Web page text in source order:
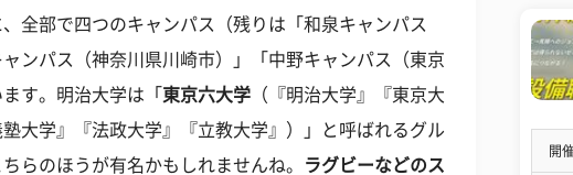
全部で四つのキャンパス（残りは「和泉キャンパス
ャンパス（神奈川県川崎市）」「中野キャンパス（東京
す。明治大学は「 東京六大学 （『明治大学』『東京大
大学』『法政大学』『立教大学』）」と呼ばれるグル
らのほうが有名かもしれませんね。
ラグビーなどのス
開